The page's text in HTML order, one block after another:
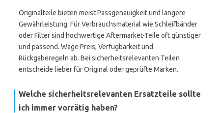
Originalteile bieten meist Passgenauigkeit und längere
Gewährleistung. Für Verbrauchsmaterial wie Schleifbänder
oder Filter sind hochwertige Aftermarket-Teile oft günstiger
und passend. Wäge Preis, Verfügbarkeit und
Rückgaberegeln ab. Bei sicherheitsrelevanten Teilen
entscheide lieber für Original oder geprüfte Marken.
Welche sicherheitsrelevanten Ersatzteile sollte
ich immer vorrätig haben?